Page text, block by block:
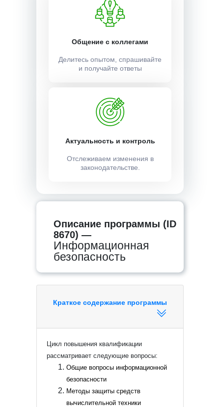
Общение с коллегами
Делитесь опытом, спрашивайте
и получайте ответы
Актуальность и контроль
Отслеживаем изменения в
законодательстве.
Описание программы (ID
8670) —
Информационная
безопасность
Краткое содержание программы
Цикл повышения квалификации
рассматривает следующие вопросы:
Общие вопросы информационной
безопасности
Методы защиты средств
вычислительной техники